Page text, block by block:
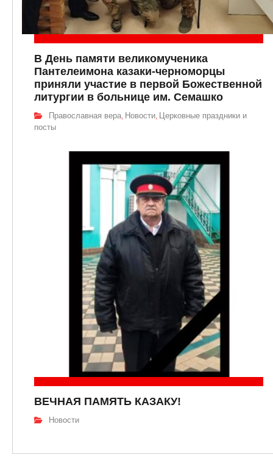
В День памяти великомученика
Пантелеимона казаки-черноморцы
приняли участие в первой Божественной
литургии в больнице им. Семашко
Православная вера, Новости, Церковные праздники и
посты
ВЕЧНАЯ ПАМЯТЬ КАЗАКУ!
Новости